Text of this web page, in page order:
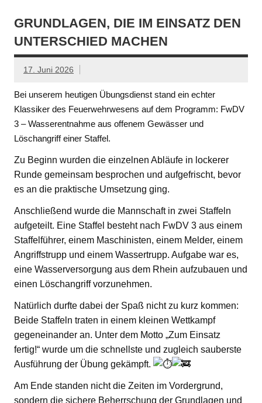
GRUNDLAGEN, DIE IM EINSATZ DEN
UNTERSCHIED MACHEN
17. Juni 2026
Bei unserem heutigen Übungsdienst stand ein echter
Klassiker des Feuerwehrwesens auf dem Programm: FwDV
3 – Wasserentnahme aus offenem Gewässer und
Löschangriff einer Staffel.
Zu Beginn wurden die einzelnen Abläufe in lockerer
Runde gemeinsam besprochen und aufgefrischt, bevor
es an die praktische Umsetzung ging.
Anschließend wurde die Mannschaft in zwei Staffeln
aufgeteilt. Eine Staffel besteht nach FwDV 3 aus einem
Staffelführer, einem Maschinisten, einem Melder, einem
Angriffstrupp und einem Wassertrupp. Aufgabe war es,
eine Wasserversorgung aus dem Rhein aufzubauen und
einen Löschangriff vorzunehmen.
Natürlich durfte dabei der Spaß nicht zu kurz kommen:
Beide Staffeln traten in einem kleinen Wettkampf
gegeneinander an. Unter dem Motto „Zum Einsatz
fertig!“ wurde um die schnellste und zugleich sauberste
Ausführung der Übung gekämpft.
Am Ende standen nicht die Zeiten im Vordergrund,
sondern die sichere Beherrschung der Grundlagen und